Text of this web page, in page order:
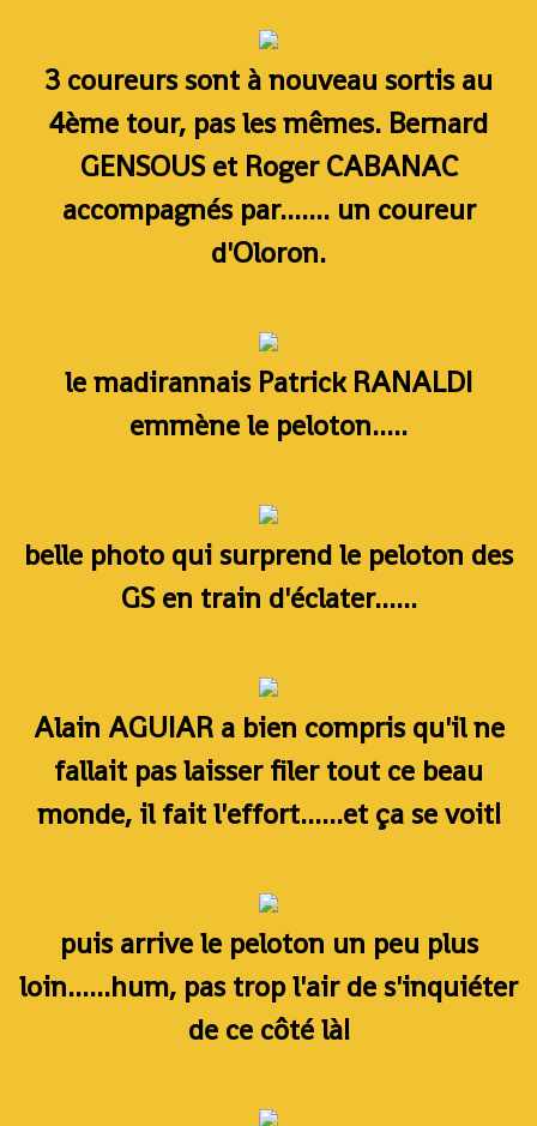
3 coureurs sont à nouveau sortis au
4ème tour, pas les mêmes. Bernard
GENSOUS et Roger CABANAC
accompagnés par....... un coureur
d'Oloron.
le madirannais Patrick RANALDI
emmène le peloton.....
belle photo qui surprend le peloton des
GS en train d'éclater......
Alain AGUIAR a bien compris qu'il ne
fallait pas laisser filer tout ce beau
monde, il fait l'effort......et ça se voit!
puis arrive le peloton un peu plus
loin......hum, pas trop l'air de s'inquiéter
de ce côté là!